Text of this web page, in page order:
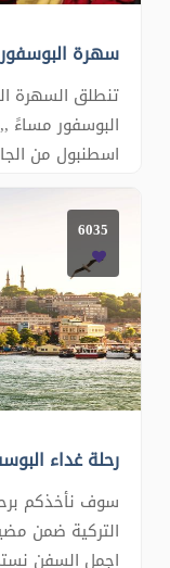
سهرة البوسفور
تنطلق السهرة
البوسفور مساءً
اسطنبول من
الفعاليات
والمقبلات
مصرية وشامية .
طرب أصيل
6035
رحلة غداء
سوف نأخذكم
التركية ضمن
اجمل السفن